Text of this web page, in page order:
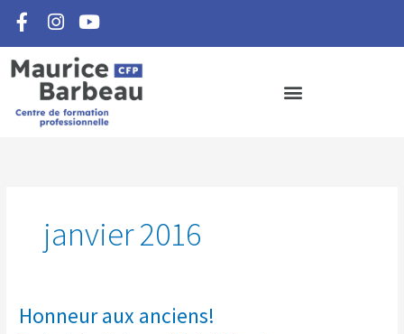
contenu
F
a
c
e
b
o
I
n
s
t
a
g
r
Y
o
u
t
u
b
e
janvier 2016
Honneur aux anciens!
Honneur